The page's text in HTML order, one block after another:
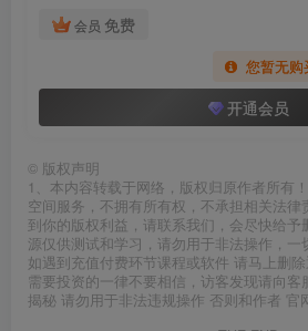
会员 免费
您暂无购
开通会员
© 版权声明
1、本内容转载于网络，版权归原作者所有
空间服务，不拥有所有权，不承担相关法律
到你的版权利益，请联系我们，会尽快给予
源仅供测试和学习，请勿用于非法操作，一
如遇到充值付费环节课程或软件 请马上删
需要投资的一律不要相信，访客发现请向客
揭秘 请勿用于非法违规操作 否则和作者 官